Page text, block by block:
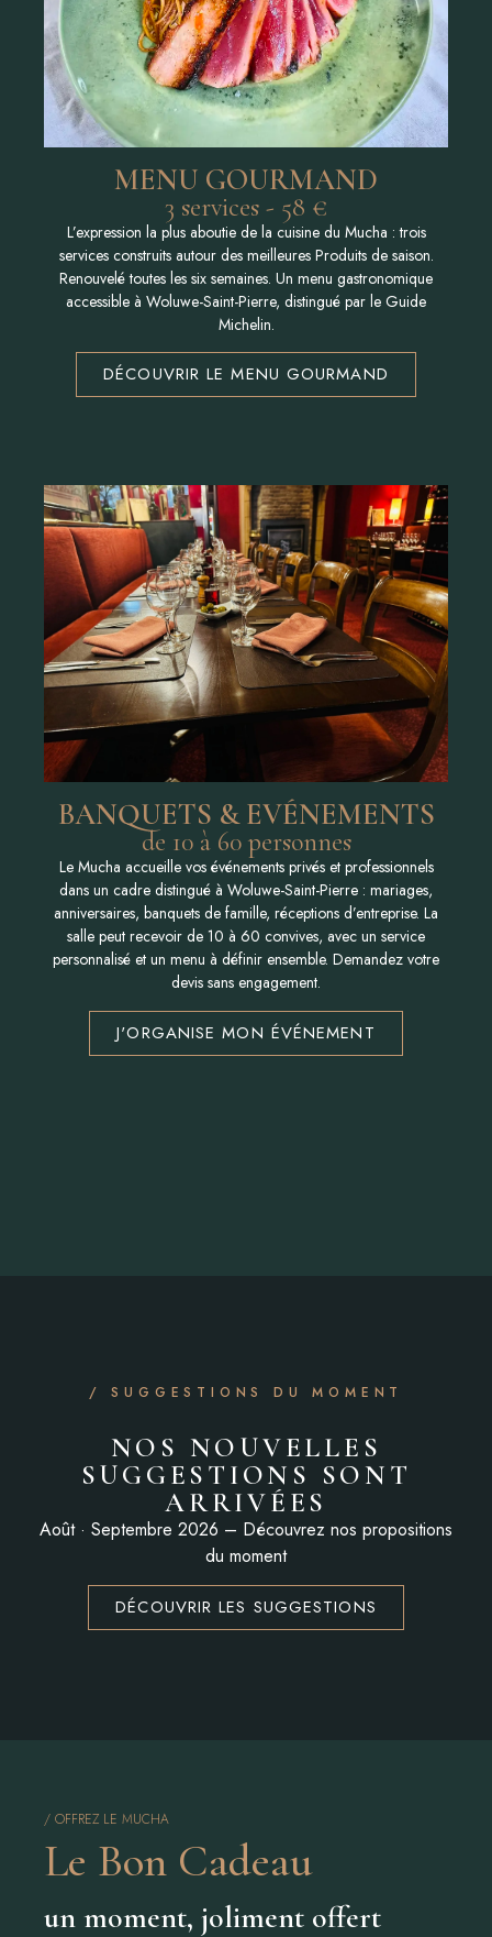
MENU GOURMAND
3 services - 58 €
L’expression la plus aboutie de la cuisine du Mucha : trois
services construits autour des meilleures Produits de saison.
Renouvelé toutes les six semaines. Un menu gastronomique
accessible à Woluwe-Saint-Pierre, distingué par le Guide
Michelin.
DÉCOUVRIR LE MENU GOURMAND
BANQUETS & EVÉNEMENTS
de 10 à 60 personnes
Le Mucha accueille vos événements privés et professionnels
dans un cadre distingué à Woluwe-Saint-Pierre : mariages,
anniversaires, banquets de famille, réceptions d’entreprise. La
salle peut recevoir de 10 à 60 convives, avec un service
personnalisé et un menu à définir ensemble. Demandez votre
devis sans engagement.
J'ORGANISE MON ÉVÉNEMENT
/ SUGGESTIONS DU MOMENT
NOS NOUVELLES
SUGGESTIONS SONT
ARRIVÉES
Août · Septembre 2026 – Découvrez nos propositions
du moment
DÉCOUVRIR LES SUGGESTIONS
/ OFFREZ LE MUCHA
Le Bon Cadeau
un moment, joliment offert